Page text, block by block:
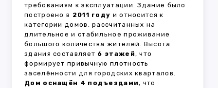
требованиям к эксплуатации. Здание было
построено в 2011 году и относится к
категории домов, рассчитанных на
длительное и стабильное проживание
большого количества жителей. Высота
здания составляет 6 этажей, что
формирует привычную плотность
заселённости для городских кварталов.
Дом оснащён 4 подъездами, что